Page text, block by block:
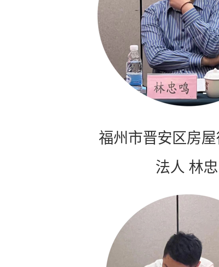
福州市晋安区房
法人 林